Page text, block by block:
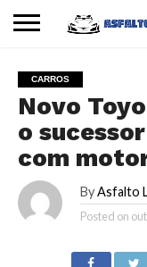
CARROS
MOTOS
DICAS
CARROS
Novo
o
com
By Asfalto
Posted on